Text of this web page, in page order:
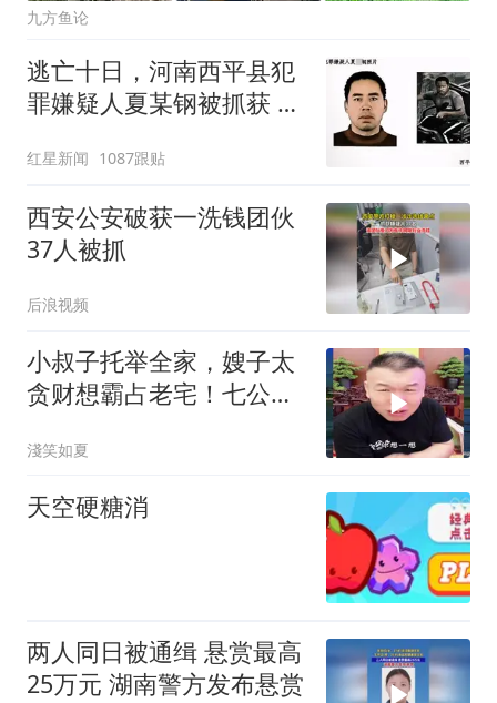
九方鱼论
逃亡十日，河南西平县犯
罪嫌疑人夏某钢被抓获 曾
红星新闻 1087跟贴
西安公安破获一洗钱团伙
37人被抓
后浪视频
小叔子托举全家，嫂子太
贪财想霸占老宅！七公直
淺笑如夏
天空硬糖消
两人同日被通缉 悬赏最高
25万元 湖南警方发布悬赏